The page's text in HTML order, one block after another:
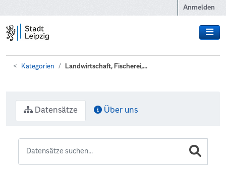
Anmelden
Kategorien Landwirtschaft, Fischerei,...
Datensätze Über uns